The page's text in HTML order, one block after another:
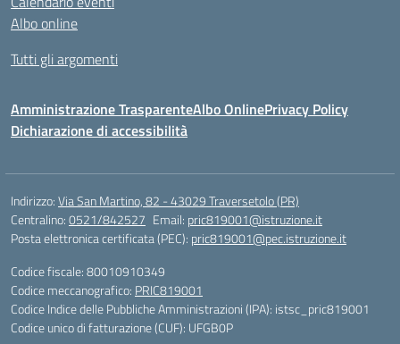
Albo online
Tutti gli argomenti
Amministrazione TrasparenteAlbo OnlinePrivacy Policy
Dichiarazione di accessibilità
Indirizzo:Via San Martino, 82 - 43029 Traversetolo (PR)
Centralino:0521/842527 Email: pric819001@istruzione.it
Posta elettronica certificata (PEC): pric819001@pec.istruzione.it
Codice fiscale: 80010910349
Codice meccanografico: PRIC819001
Codice Indice delle Pubbliche Amministrazioni (IPA): istsc_pric819001
Codice unico di fatturazione (CUF): UFGB0P